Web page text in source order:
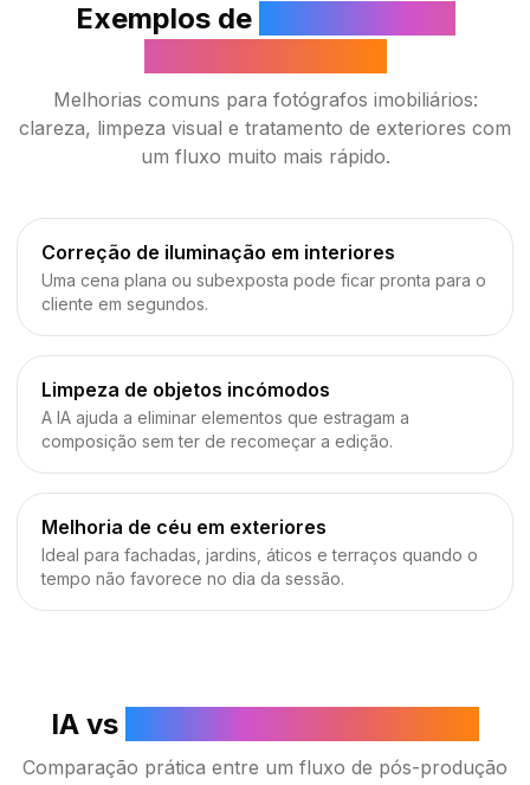
Exemplos de
Melhorias comuns para fotógrafos imobiliários:
clareza, limpeza visual e tratamento de exteriores com
um fluxo muito mais rápido.
Correção de iluminação em interiores
Uma cena plana ou subexposta pode ficar pronta para o
cliente em segundos.
Limpeza de objetos incómodos
A IA ajuda a eliminar elementos que estragam a
composição sem ter de recomeçar a edição.
Melhoria de céu em exteriores
Ideal para fachadas, jardins, áticos e terraços quando o
tempo não favorece no dia da sessão.
IA vs
Comparação prática entre um fluxo de pós-produção